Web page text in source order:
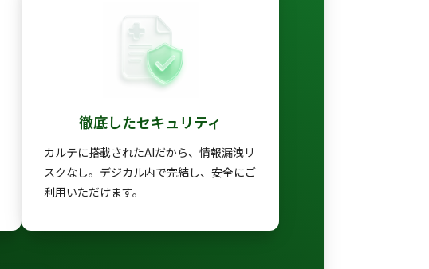
徹底したセキュリティ
カルテに搭載されたAIだから、情報漏洩リ
スクなし。デジカル内で完結し、安全にご
利用いただけます。